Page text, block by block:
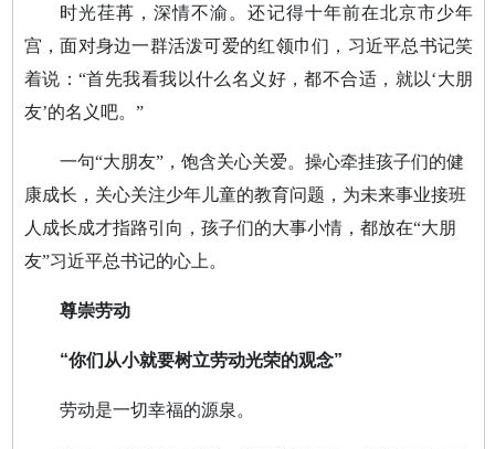
时光荏苒，深情不渝。还记得十年前在北京市少年
宫，面对身边一群活泼可爱的红领巾们，习近平总书记笑
着说：“首先我看我以什么名义好，都不合适，就以‘大朋
友’的名义吧。”
一句“大朋友”，饱含关心关爱。操心牵挂孩子们的健
康成长，关心关注少年儿童的教育问题，为未来事业接班
人成长成才指路引向，孩子们的大事小情，都放在“大朋
友”习近平总书记的心上。
尊崇劳动
“你们从小就要树立劳动光荣的观念”
劳动是一切幸福的源泉。